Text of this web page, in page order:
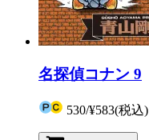
名探偵コナン 9
530/¥583(税込)